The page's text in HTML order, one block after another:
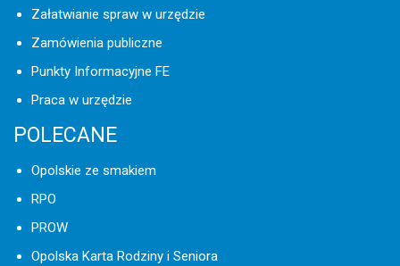
Załatwianie spraw w urzędzie
Zamówienia publiczne
Punkty Informacyjne FE
Praca w urzędzie
POLECANE
Opolskie ze smakiem
RPO
PROW
Opolska Karta Rodziny i Seniora